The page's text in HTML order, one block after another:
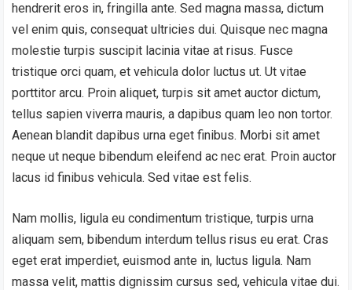
hendrerit eros in, fringilla ante. Sed magna massa, dictum
vel enim quis, consequat ultricies dui. Quisque nec magna
molestie turpis suscipit lacinia vitae at risus. Fusce
tristique orci quam, et vehicula dolor luctus ut. Ut vitae
porttitor arcu. Proin aliquet, turpis sit amet auctor dictum,
tellus sapien viverra mauris, a dapibus quam leo non tortor.
Aenean blandit dapibus urna eget finibus. Morbi sit amet
neque ut neque bibendum eleifend ac nec erat. Proin auctor
lacus id finibus vehicula. Sed vitae est felis.
Nam mollis, ligula eu condimentum tristique, turpis urna
aliquam sem, bibendum interdum tellus risus eu erat. Cras
eget erat imperdiet, euismod ante in, luctus ligula. Nam
massa velit, mattis dignissim cursus sed, vehicula vitae dui.